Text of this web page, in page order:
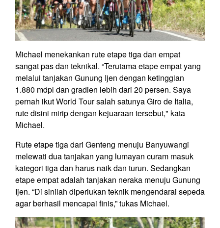
Michael menekankan rute etape tiga dan empat
sangat pas dan teknikal. “Terutama etape empat yang
melalui tanjakan Gunung Ijen dengan ketinggian
1.880 mdpl dan gradien lebih dari 20 persen. Saya
pernah ikut World Tour salah satunya Giro de Italia,
rute disini mirip dengan kejuaraan tersebut," kata
Michael.
Rute etape tiga dari Genteng menuju Banyuwangi
melewati dua tanjakan yang lumayan curam masuk
kategori tiga dan harus naik dan turun. Sedangkan
etape empat adalah tanjakan neraka menuju Gunung
Ijen. “Di sinilah diperlukan teknik mengendarai sepeda
agar berhasil mencapai finis,” tukas Michael.